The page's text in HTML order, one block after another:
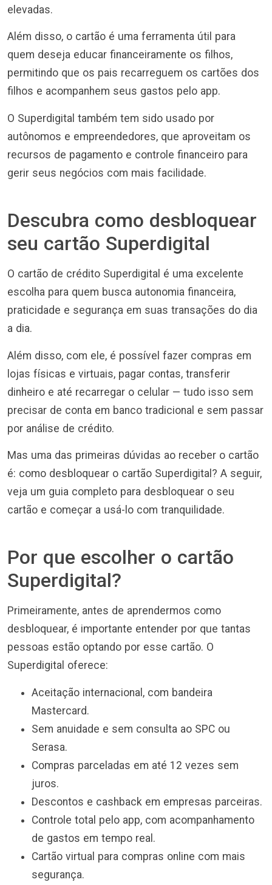
elevadas.
Além disso, o cartão é uma ferramenta útil para
quem deseja educar financeiramente os filhos,
permitindo que os pais recarreguem os cartões dos
filhos e acompanhem seus gastos pelo app.
O Superdigital também tem sido usado por
autônomos e empreendedores, que aproveitam os
recursos de pagamento e controle financeiro para
gerir seus negócios com mais facilidade.
Descubra como desbloquear
seu cartão Superdigital
O cartão de crédito Superdigital é uma excelente
escolha para quem busca autonomia financeira,
praticidade e segurança em suas transações do dia
a dia.
Além disso, com ele, é possível fazer compras em
lojas físicas e virtuais, pagar contas, transferir
dinheiro e até recarregar o celular — tudo isso sem
precisar de conta em banco tradicional e sem passar
por análise de crédito.
Mas uma das primeiras dúvidas ao receber o cartão
é: como desbloquear o cartão Superdigital? A seguir,
veja um guia completo para desbloquear o seu
cartão e começar a usá-lo com tranquilidade.
Por que escolher o cartão
Superdigital?
Primeiramente, antes de aprendermos como
desbloquear, é importante entender por que tantas
pessoas estão optando por esse cartão. O
Superdigital oferece:
Aceitação internacional, com bandeira
Mastercard.
Sem anuidade e sem consulta ao SPC ou
Serasa.
Compras parceladas em até 12 vezes sem
juros.
Descontos e cashback em empresas parceiras.
Controle total pelo app, com acompanhamento
de gastos em tempo real.
Cartão virtual para compras online com mais
segurança.